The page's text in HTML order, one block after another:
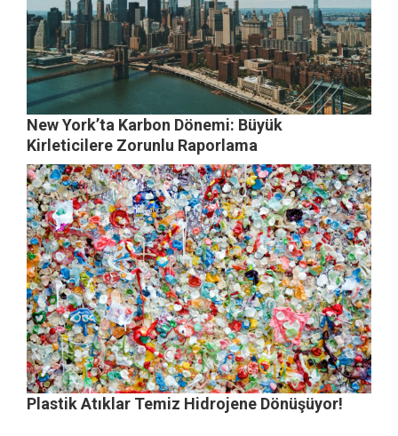
New York’ta Karbon Dönemi: Büyük
Kirleticilere Zorunlu Raporlama
Plastik Atıklar Temiz Hidrojene Dönüşüyor!